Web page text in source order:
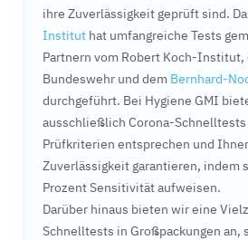
ihre Zuverlässigkeit geprüft sind.
Institut hat umfangreiche Tests
Partnern vom Robert Koch-Institut,
Bundeswehr und dem Bernhard-
durchgeführt. Bei Hygiene GMI
ausschließlich Corona-Schnelltests
Prüfkriterien entsprechen und
Zuverlässigkeit garantieren, indem
Prozent Sensitivität aufweisen.
Darüber hinaus bieten wir eine
Schnelltests in Großpackungen an,